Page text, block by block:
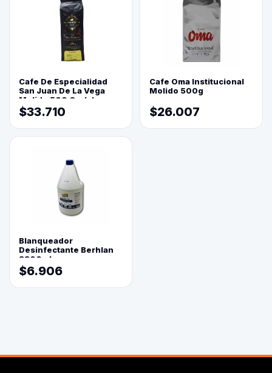
Cafe De Especialidad
San Juan De La Vega
Molido 500 Grs(=)
$33.710
Cafe Oma Institucional
Molido 500g
$26.007
Blanqueador
Desinfectante Berhlan
3800ml
$6.906